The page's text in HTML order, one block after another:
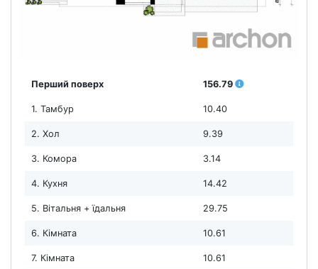
Перший поверх 156.79
1. Тамбур 10.40
2. Хол 9.39
3. Комора 3.14
4. Кухня 14.42
5. Вітальня + їдальня 29.75
6. Кімната 10.61
7. Кімната 10.61